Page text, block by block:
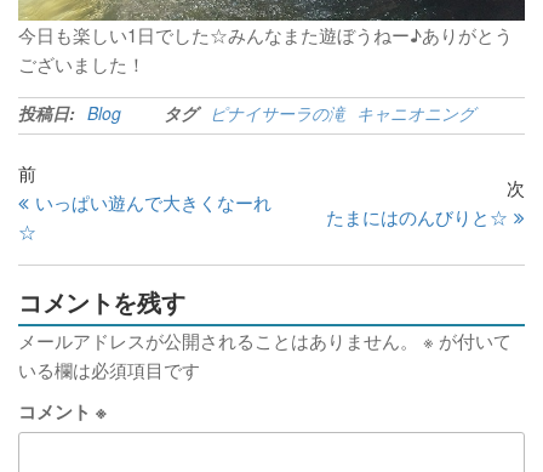
今日も楽しい1日でした☆みんなまた遊ぼうねー♪ありがとう
ございました！
投稿日: Blog タグ ピナイサーラの滝 キャニオニング
前
いっぱい遊んで大きくなーれ
☆
次
たまにはのんびりと☆
コメントを残す
メールアドレスが公開されることはありません。 ※ が付いて
いる欄は必須項目です
コメント ※